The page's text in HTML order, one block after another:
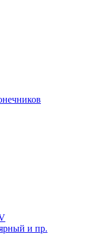
и пр.